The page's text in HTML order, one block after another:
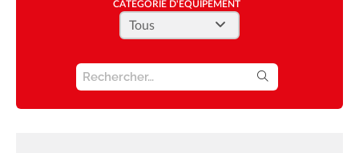
CATÉGORIE D'ÉQUIPEMENT
SEARCH FOR:
Carrière
Forez-Bennes Tech